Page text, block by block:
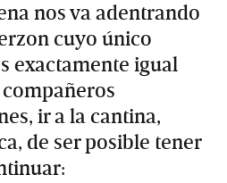
nos va adentrando
cuyo único
exactamente igual
ir a la cantina,
de ser posible tener